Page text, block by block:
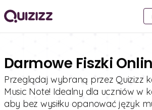
Darmowe Fiszki
Przeglądaj wybraną przez Quizizz
Music Note! Idealny dla uczniów w
aby bez wysiłku opanować język